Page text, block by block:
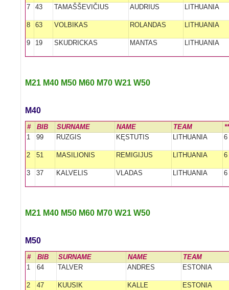
7 43 TAMAŠŠEVIČIUS AUDRIUS LITHUANIA
8 63 VOLBIKAS ROLANDAS LITHUANIA
9 19 SKUDRICKAS MANTAS LITHUANIA
M21 M40 M50 M60 M70 W21 W50
M40
# BIB SURNAME NAME TEAM
1
99 RUZGIS KĘSTUTIS LITHUANIA 6
2 51 MASILIONIS REMIGIJUS LITHUANIA 6
3 37 KALVELIS VLADAS LITHUANIA 6
M21 M40 M50 M60 M70 W21 W50
M50
# BIB SURNAME NAME
TEAM
1
64 TALVER ANDRES ESTONIA
2 47 KUUSIK KALLE ESTONIA